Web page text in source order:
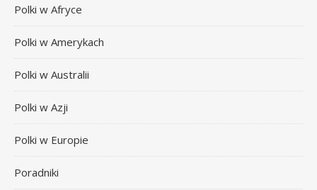
Polki w Afryce
Polki w Amerykach
Polki w Australii
Polki w Azji
Polki w Europie
Poradniki